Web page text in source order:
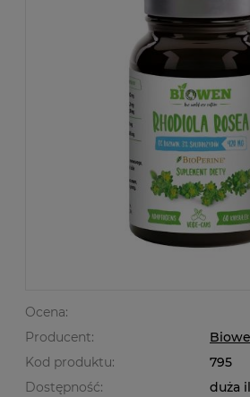
Ocena:
Producent:
Kod produktu:
795
Dostępność:
duża